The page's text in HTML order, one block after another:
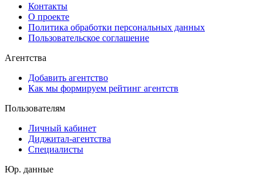
Контакты
О проекте
Политика обработки персональных данных
Пользовательское соглашение
Агентства
Добавить агентство
Как мы формируем рейтинг агентств
Пользователям
Личный кабинет
Диджитал-агентства
Специалисты
Юр. данные